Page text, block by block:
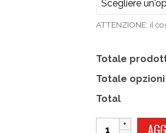
ATTENZIONE: il
Totale
Totale opzioni
Total